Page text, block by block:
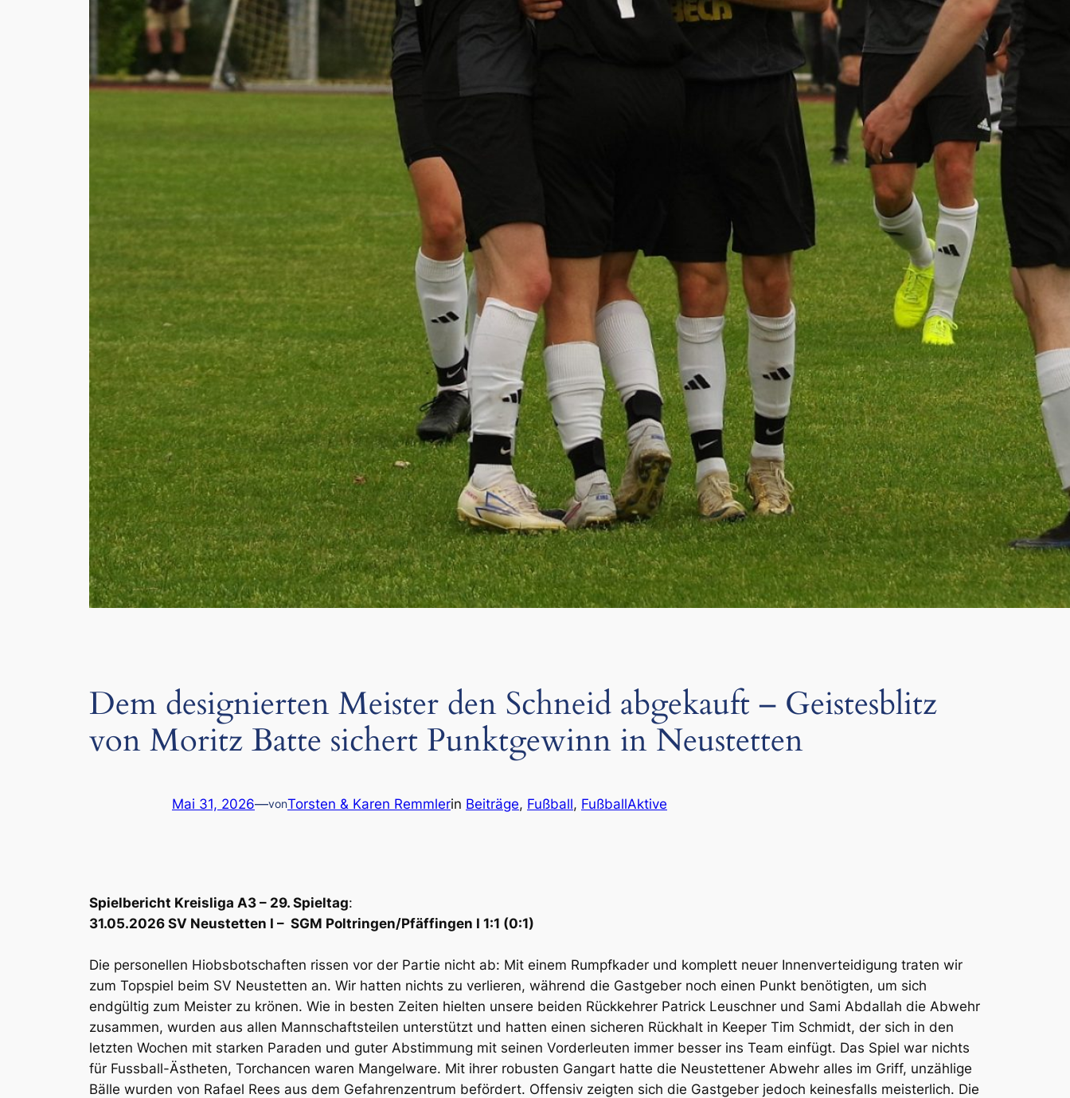
Dem designierten Meister den Schneid abgekauft – Geistesblitz
von Moritz Batte sichert Punktgewinn in Neustetten
Mai 31, 2026—vonTorsten & Karen Remmlerin Beiträge, Fußball, FußballAktive
Spielbericht Kreisliga A3 – 29. Spieltag:
31.05.2026 SV Neustetten I – SGM Poltringen/Pfäffingen I 1:1 (0:1)
Die personellen Hiobsbotschaften rissen vor der Partie nicht ab: Mit einem Rumpfkader und komplett neuer Innenverteidigung traten wir
zum Topspiel beim SV Neustetten an. Wir hatten nichts zu verlieren, während die Gastgeber noch einen Punkt benötigten, um sich
endgültig zum Meister zu krönen. Wie in besten Zeiten hielten unsere beiden Rückkehrer Patrick Leuschner und Sami Abdallah die Abwehr
zusammen, wurden aus allen Mannschaftsteilen unterstützt und hatten einen sicheren Rückhalt in Keeper Tim Schmidt, der sich in den
letzten Wochen mit starken Paraden und guter Abstimmung mit seinen Vorderleuten immer besser ins Team einfügt. Das Spiel war nichts
für Fussball-Ästheten, Torchancen waren Mangelware. Mit ihrer robusten Gangart hatte die Neustettener Abwehr alles im Griff, unzählige
Bälle wurden von Rafael Rees aus dem Gefahrenzentrum befördert. Offensiv zeigten sich die Gastgeber jedoch keinesfalls meisterlich. Die